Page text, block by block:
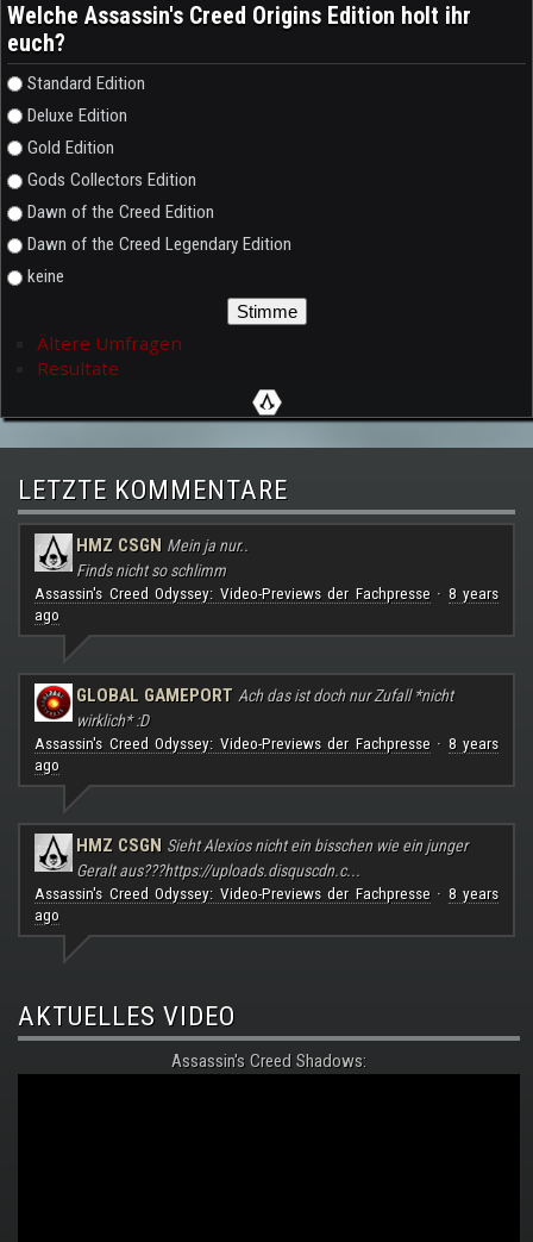
Welche Assassin's Creed Origins Edition holt ihr
euch?
Auswahlmöglichkeiten
Standard Edition
Deluxe Edition
Gold Edition
Gods Collectors Edition
Dawn of the Creed Edition
Dawn of the Creed Legendary Edition
keine
Ältere Umfragen
Resultate
LETZTE KOMMENTARE
HMZ CSGN Mein ja nur..
Finds nicht so schlimm
Assassin's Creed Odyssey: Video-Previews der Fachpresse· 8 years
ago
GLOBAL GAMEPORT Ach das ist doch nur Zufall *nicht
wirklich* :D
Assassin's Creed Odyssey: Video-Previews der Fachpresse· 8 years
ago
HMZ CSGN Sieht Alexios nicht ein bisschen wie ein junger
Geralt aus???https://uploads.disquscdn.c...
Assassin's Creed Odyssey: Video-Previews der Fachpresse· 8 years
ago
AKTUELLES VIDEO
Assassin's Creed Shadows: